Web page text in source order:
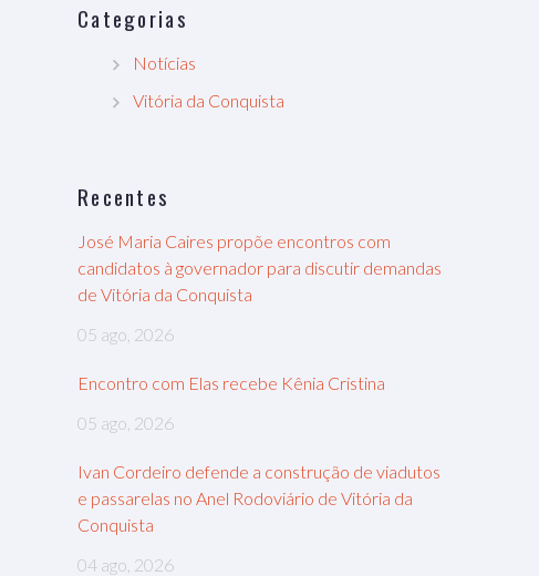
Categorias
Notícias
Vitória da Conquista
Recentes
José Maria Caires propõe encontros com
candidatos à governador para discutir demandas
de Vitória da Conquista
05 ago, 2026
Encontro com Elas recebe Kênia Cristina
05 ago, 2026
Ivan Cordeiro defende a construção de viadutos
e passarelas no Anel Rodoviário de Vitória da
Conquista
04 ago, 2026